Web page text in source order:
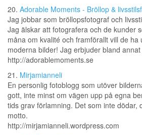
20. Adorable Moments - Bröllop &
Jag jobbar som bröllopsfotograf och
Jag älskar att fotografera och de kunder
måna om kvalité och framförallt vill de ha
moderna bilder! Jag erbjuder bland
http://adorablemoments.se
21. Mirjamianneli
En personlig fotoblogg som utöver
gott, inte minst om vägen upp på egna
tids grav förlamning. Det som inte dödar,
motto.
http://mirjamianneli.wordpress.com